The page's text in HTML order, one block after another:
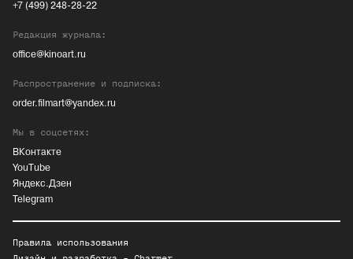
+7 (499) 248-28-22
Редакция журнала:
office@kinoart.ru
Распространение и подписка:
order.filmart@yandex.ru
Мы в соцсетях:
ВКонтакте
YouTube
Яндекс.Дзен
Telegram
Правила использования